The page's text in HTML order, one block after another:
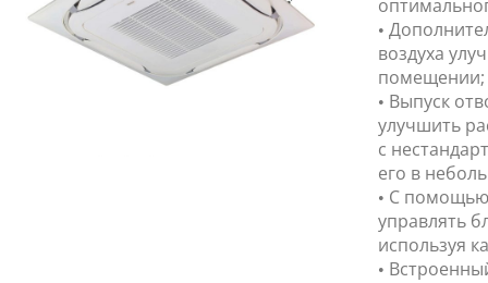
•
воздуха
помещении;
• Выпуск
улучшить
с
его в
• С
управлять
используя
•